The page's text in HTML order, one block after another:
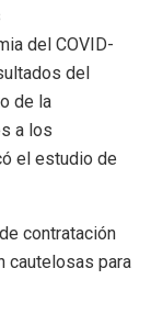
del COVID-
del
de la
a los
el estudio de
contratación
cautelosas para